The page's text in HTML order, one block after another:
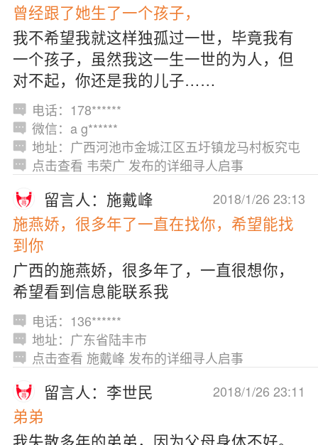
曾经跟了她生了一个孩子，
我不希望我就这样独孤过一世，毕竟我有
一个孩子，虽然我这一生一世的为人，但
对不起，你还是我的儿子……
电话：178******
微信：a g******
地址：广西河池市金城江区五圩镇龙马村板究屯
点击查看 韦荣广 发布的详细寻人启事
2018/1/26 23:13
留言人：施戴峰
施燕娇，很多年了一直在找你，希望能找
到你
广西的施燕娇，很多年了，一直很想你，
希望看到信息能联系我
电话：136******
地址：广东省陆丰市
点击查看 施戴峰 发布的详细寻人启事
2018/1/26 23:11
留言人：李世民
弟弟
我失散多年的弟弟，因为父母身体不好。